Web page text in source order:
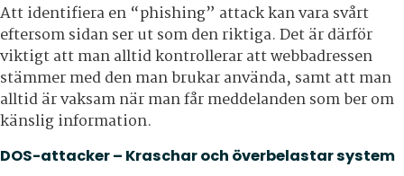
Att identifiera en “phishing” attack kan vara svårt
eftersom sidan ser ut som den riktiga. Det är därför
viktigt att man alltid kontrollerar att webbadressen
stämmer med den man brukar använda, samt att man
alltid är vaksam när man får meddelanden som ber om
känslig information.
DOS-attacker – Kraschar och överbelastar system